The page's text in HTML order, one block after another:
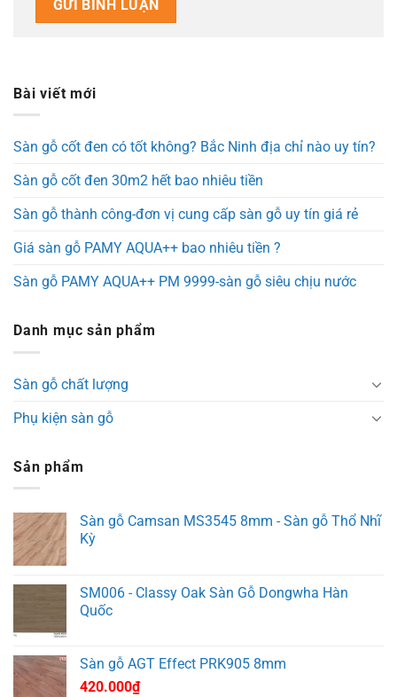
Bài viết mới
Sàn gỗ cốt đen có tốt không? Bắc Ninh địa chỉ nào uy tín?
Sàn gỗ cốt đen 30m2 hết bao nhiêu tiền
Sàn gỗ thành công-đơn vị cung cấp sàn gỗ uy tín giá rẻ
Giá sàn gỗ PAMY AQUA++ bao nhiêu tiền ?
Sàn gỗ PAMY AQUA++ PM 9999-sàn gỗ siêu chịu nước
Danh mục sản phẩm
Sàn gỗ chất lượng
Phụ kiện sàn gỗ
Sản phẩm
Sàn gỗ Camsan MS3545 8mm - Sàn gỗ Thổ Nhĩ
Kỳ
SM006 - Classy Oak Sàn Gỗ Dongwha Hàn
Quốc
Sàn gỗ AGT Effect PRK905 8mm
420.000₫